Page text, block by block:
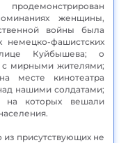
женщины,
войны была
немецко-фашистских
Куйбышева; о
с мирными жителями;
месте кинотеатра
нашими солдатами;
которых вешали
присутствующих не